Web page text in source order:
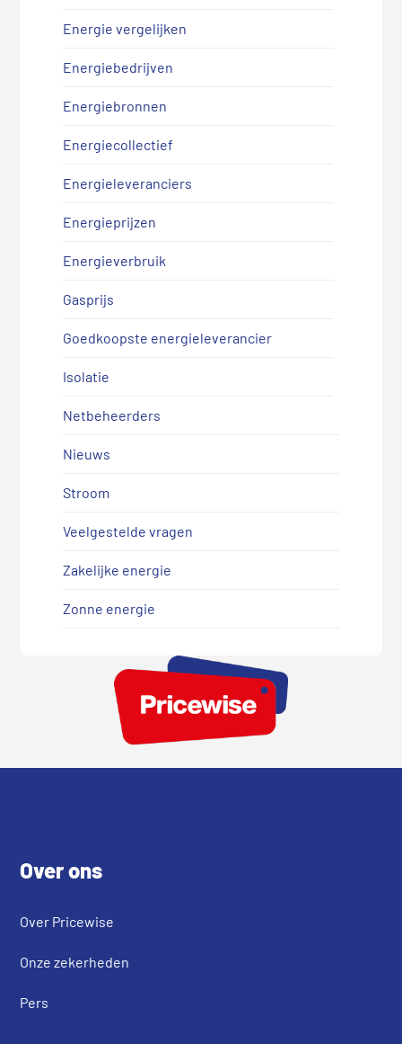
Energie vergelijken
Energiebedrijven
Energiebronnen
Energiecollectief
Energieleveranciers
Energieprijzen
Energieverbruik
Gasprijs
Goedkoopste energieleverancier
Isolatie
Netbeheerders
Nieuws
Stroom
Veelgestelde vragen
Zakelijke energie
Zonne energie
Over ons
Over Pricewise
Onze zekerheden
Pers